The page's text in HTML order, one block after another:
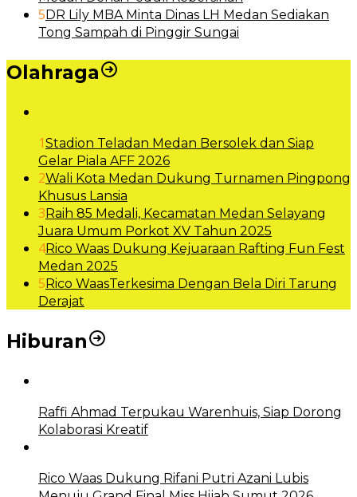
5DR Lily MBA Minta Dinas LH Medan Sediakan
Tong Sampah di Pinggir Sungai
Olahraga
1Stadion Teladan Medan Bersolek dan Siap
Gelar Piala AFF 2026
2Wali Kota Medan Dukung Turnamen Pingpong
Khusus Lansia
3Raih 85 Medali, Kecamatan Medan Selayang
Juara Umum Porkot XV Tahun 2025
4Rico Waas Dukung Kejuaraan Rafting Fun Fest
Medan 2025
5Rico WaasTerkesima Dengan Bela Diri Tarung
Derajat
Hiburan
Raffi Ahmad Terpukau Warenhuis, Siap Dorong
Kolaborasi Kreatif
Rico Waas Dukung Rifani Putri Azani Lubis